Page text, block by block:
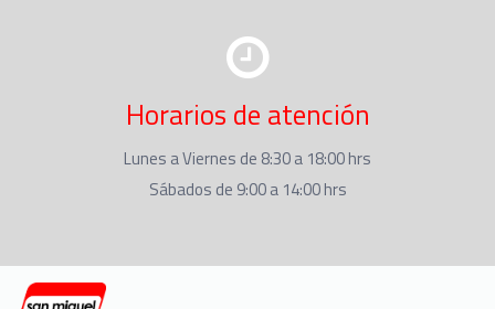
Horarios de atención
Lunes a Viernes de 8:30 a 18:00 hrs
Sábados de 9:00 a 14:00 hrs